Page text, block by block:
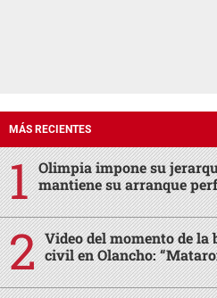
MÁS RECIENTES
Olimpia impone su
mantiene su arranque
Video del momento de
civil en Olancho: